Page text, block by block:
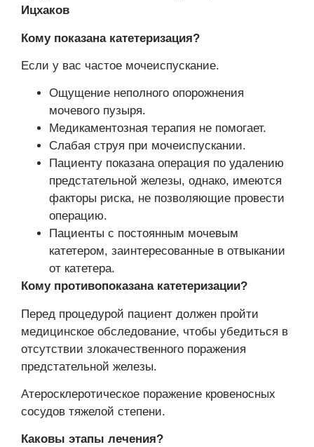
Ицхаков
Кому показана катетеризация?
Если у вас частое мочеиспускание.
Ощущение неполного опорожнения
мочевого пузыря.
Медикаментозная терапия не помогает.
Слабая струя при мочеиспускании.
Пациенту показана операция по удалению
предстательной железы, однако, имеются
факторы риска, не позволяющие провести
операцию.
Пациенты с постоянным мочевым
катетером, заинтересованные в отвыкании
от катетера.
Кому противопоказана катетеризации?
Перед процедурой пациент должен пройти
медицинское обследование, чтобы убедиться в
отсутствии злокачественного поражения
предстательной железы.
Атеросклеротическое поражение кровеносных
сосудов тяжелой степени.
Каковы этапы лечения?